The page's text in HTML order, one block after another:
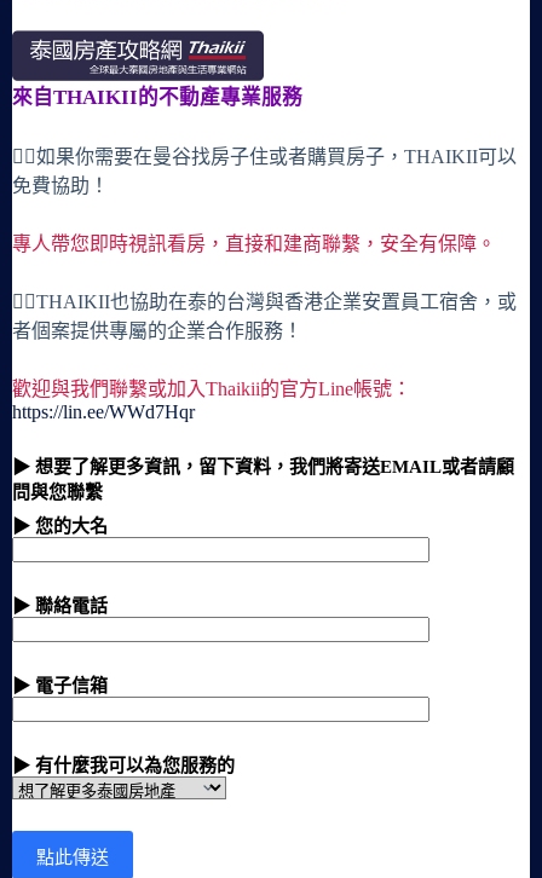
來自THAIKII的不動產專業服務
🙋‍♀️如果你需要在曼谷找房子住或者購買房子，THAIKII可以
免費協助！
專人帶您即時視訊看房，直接和建商聯繫，安全有保障。
🙋‍♀️THAIKII也協助在泰的台灣與香港企業安置員工宿舍，或
者個案提供專屬的企業合作服務！
歡迎與我們聯繫或加入Thaikii的官方Line帳號：
https://lin.ee/WWd7Hqr
▶ 想要了解更多資訊，留下資料，我們將寄送EMAIL或者請顧
問與您聯繫
▶ 您的大名
▶ 聯絡電話
▶ 電子信箱
▶ 有什麼我可以為您服務的